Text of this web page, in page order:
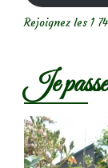
Rejoignez les 1
Je